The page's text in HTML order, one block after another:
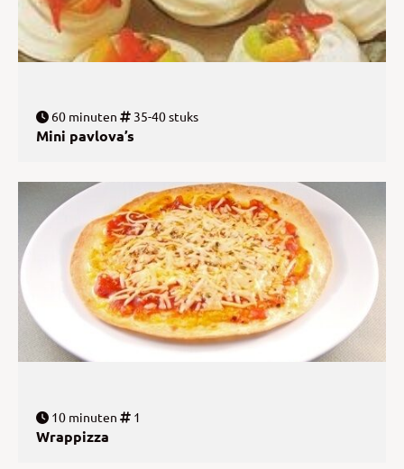
60 minuten 35-40 stuks
Mini pavlova’s
10 minuten 1
Wrappizza